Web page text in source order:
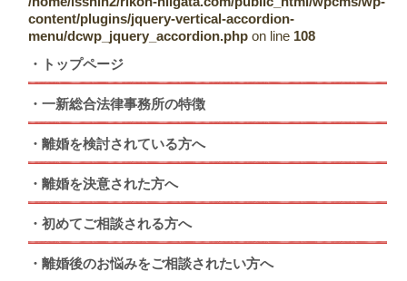
content/plugins/jquery-vertical-accordion-
menu/dcwp_jquery_accordion.php on line 108
トップページ
一新総合法律事務所の特徴
離婚を検討されている方へ
離婚を決意された方へ
初めてご相談される方へ
離婚後のお悩みをご相談されたい方へ